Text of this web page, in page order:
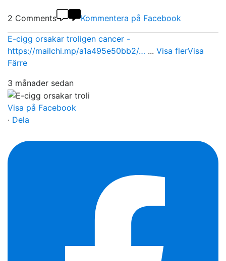
2 Comments Kommentera på Facebook
E-cigg orsakar troligen cancer -
https://mailchi.mp/a1a495e50bb2/… ... Visa flerVisa
Färre
3 månader sedan
Visa på Facebook
· Dela